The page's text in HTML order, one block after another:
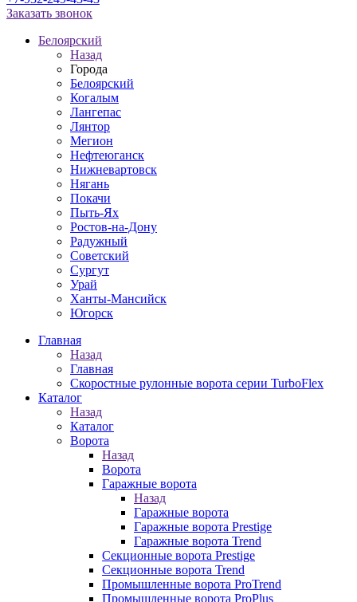
Заказать звонок
Белоярский
Назад
Города
Белоярский
Когалым
Лангепас
Лянтор
Мегион
Нефтеюганск
Нижневартовск
Нягань
Покачи
Пыть-Ях
Рoстов-на-Дону
Радужный
Советский
Сургут
Урай
Ханты-Мансийск
Югорск
Главная
Назад
Главная
Скоростные рулонные ворота серии TurboFlex
Каталог
Назад
Каталог
Ворота
Назад
Ворота
Гаражные ворота
Назад
Гаражные ворота
Гаражные ворота Prestige
Гаражные ворота Trend
Секционные ворота Prestige
Секционные ворота Trend
Промышленные ворота ProTrend
Промышленные ворота ProPlus